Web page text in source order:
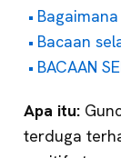
Bacaan
BACAAN
Apa itu:
terduga